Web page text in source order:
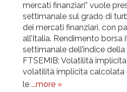
mercati finanziari” vuole
settimanale sul grado di
dei mercati finanziari, con
all’Italia. Rendimento borsa
settimanale dell’indice
FTSEMIB; Volatilità
volatilità implicita calcolata
le ...more »